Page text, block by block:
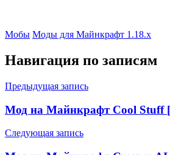
Мобы Моды для Майнкрафт 1.18.x
Навигация по записям
Предыдущая запись
Мод на Майнкрафт Cool Stuff
Следующая запись